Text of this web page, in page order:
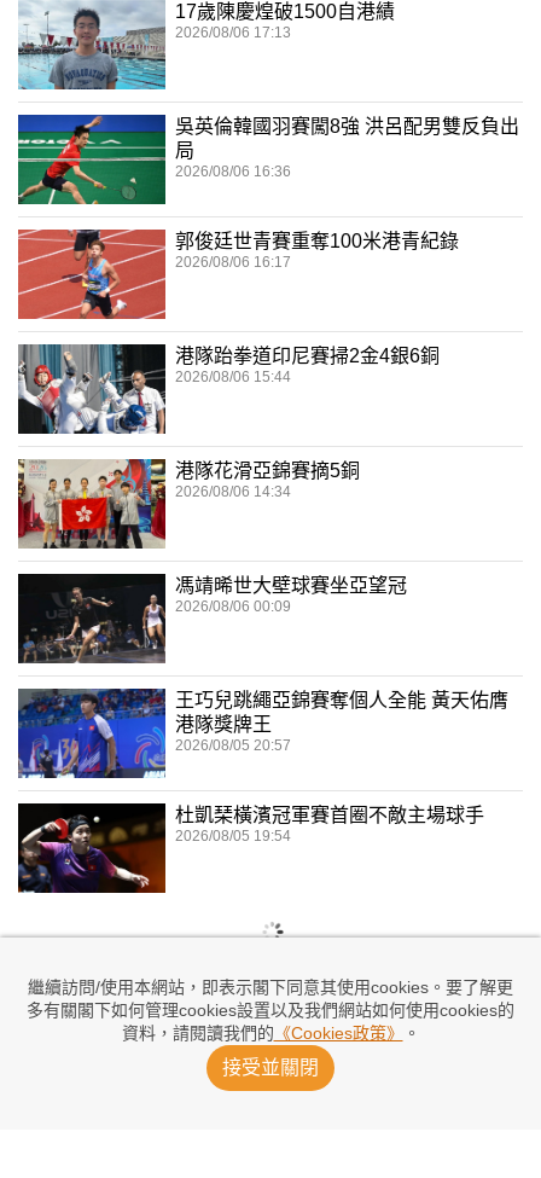
繼續訪問/使用本網站，即表示閣下同意其使用cookies。要了解更
多有關閣下如何管理cookies設置以及我們網站如何使用cookies的
資料，請閱讀我們的 《Cookies政策》 。
接受並關閉
17歲陳慶煌破1500自港績
2026/08/06 17:13
吳英倫韓國羽賽闖8強 洪呂配男雙反負出
局
2026/08/06 16:36
郭俊廷世青賽重奪100米港青紀錄
2026/08/06 16:17
港隊跆拳道印尼賽掃2金4銀6銅
2026/08/06 15:44
港隊花滑亞錦賽摘5銅
2026/08/06 14:34
馮靖晞世大壁球賽坐亞望冠
2026/08/06 00:09
王巧兒跳繩亞錦賽奪個人全能 黃天佑膺
港隊獎牌王
2026/08/05 20:57
杜凱琹橫濱冠軍賽首圈不敵主場球手
2026/08/05 19:54